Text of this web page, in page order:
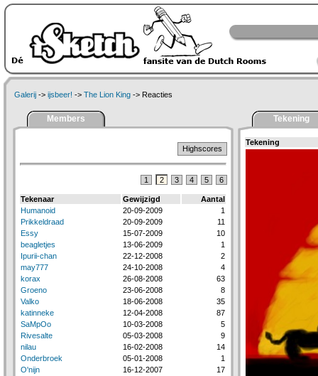
Galerij -> ijsbeer! -> The Lion King -> Reacties
Members
Highscores
1 2 3 4 5 6
Tekenaar Gewijzigd
Aantal
Humanoid
20-09-2009
1
Prikkeldraad
20-09-2009
11
Essy
15-07-2009
10
beagletjes
13-06-2009
1
Ipurii-chan
22-12-2008
2
may777
24-10-2008
4
korax
26-08-2008
63
Groeno
23-06-2008
8
Valko
18-06-2008
35
katinneke
12-04-2008
87
SaMpOo
10-03-2008
5
Rivesalte
05-03-2008
9
nilau
16-02-2008
14
Onderbroek
05-01-2008
1
O'nijn
16-12-2007
17
Tekening
Tekening